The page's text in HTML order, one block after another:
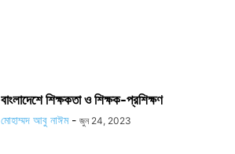
বাংলাদেশে শিক্ষকতা ও শিক্ষক-প্রশিক্ষণ
মোহাম্মদ আবু নাঈম - জুন 24, 2023